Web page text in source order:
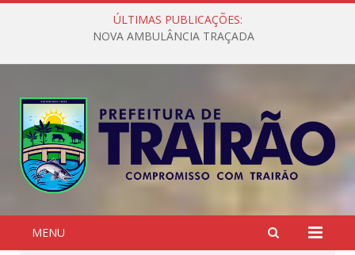
ÚLTIMAS PUBLICAÇÕES:
NOVA AMBULÂNCIA TRAÇADA
MENU